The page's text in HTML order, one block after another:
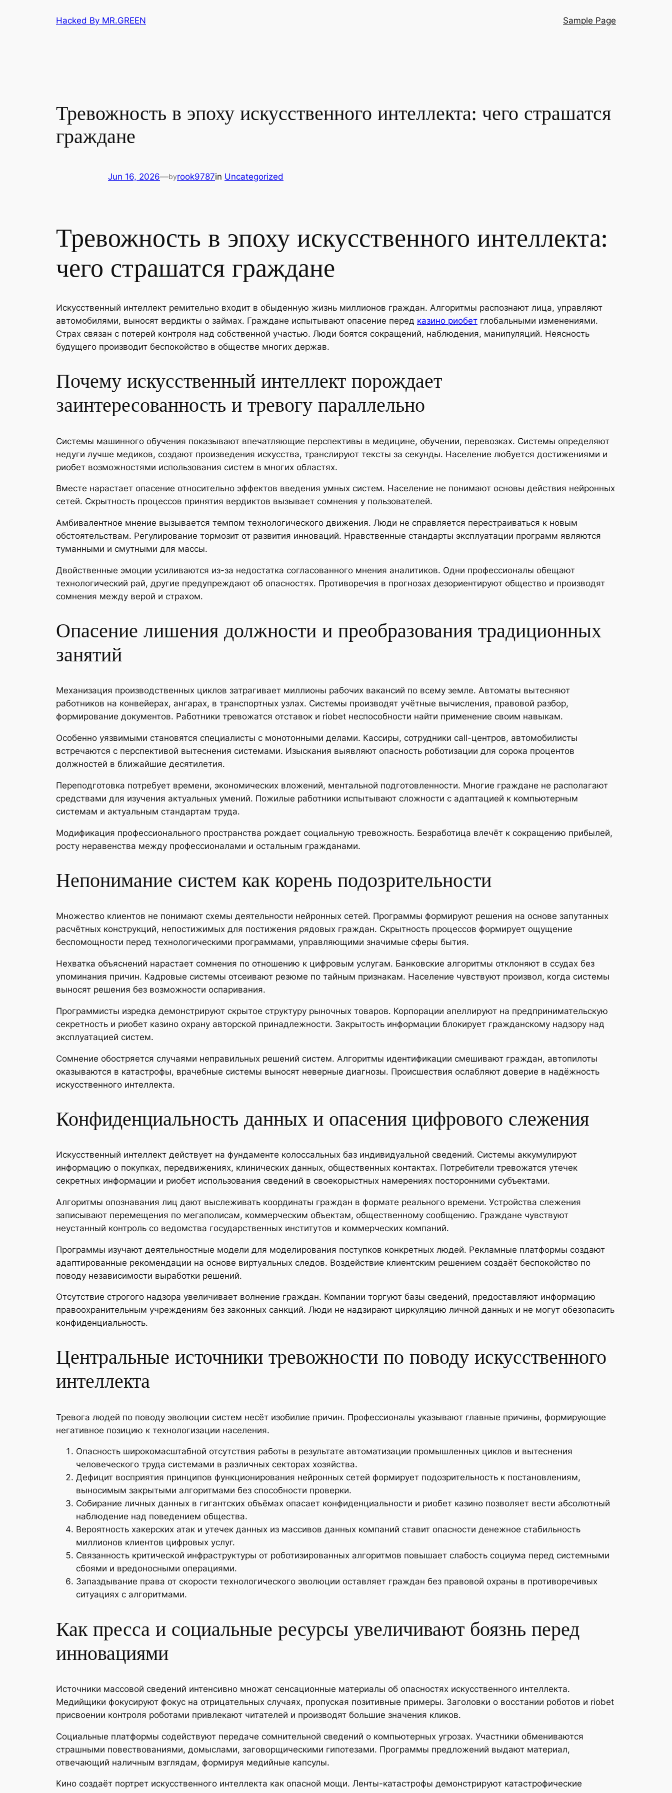
Hacked By MR.GREEN Sample Page
Тревожность в эпоху искусственного интеллекта: чего страшатся
граждане
Jun 16, 2026—byrook9787in Uncategorized
Тревожность в эпоху искусственного интеллекта:
чего страшатся граждане
Искусственный интеллект ремительно входит в обыденную жизнь миллионов граждан. Алгоритмы распознают лица, управляют
автомобилями, выносят вердикты о займах. Граждане испытывают опасение перед казино риобет глобальными изменениями.
Страх связан с потерей контроля над собственной участью. Люди боятся сокращений, наблюдения, манипуляций. Неясность
будущего производит беспокойство в обществе многих держав.
Почему искусственный интеллект порождает
заинтересованность и тревогу параллельно
Системы машинного обучения показывают впечатляющие перспективы в медицине, обучении, перевозках. Системы определяют
недуги лучше медиков, создают произведения искусства, транслируют тексты за секунды. Население любуется достижениями и
риобет возможностями использования систем в многих областях.
Вместе нарастает опасение относительно эффектов введения умных систем. Население не понимают основы действия нейронных
сетей. Скрытность процессов принятия вердиктов вызывает сомнения у пользователей.
Амбивалентное мнение вызывается темпом технологического движения. Люди не справляется перестраиваться к новым
обстоятельствам. Регулирование тормозит от развития инноваций. Нравственные стандарты эксплуатации программ являются
туманными и смутными для массы.
Двойственные эмоции усиливаются из-за недостатка согласованного мнения аналитиков. Одни профессионалы обещают
технологический рай, другие предупреждают об опасностях. Противоречия в прогнозах дезориентируют общество и производят
сомнения между верой и страхом.
Опасение лишения должности и преобразования традиционных
занятий
Механизация производственных циклов затрагивает миллионы рабочих вакансий по всему земле. Автоматы вытесняют
работников на конвейерах, ангарах, в транспортных узлах. Системы производят учётные вычисления, правовой разбор,
формирование документов. Работники тревожатся отставок и riobet неспособности найти применение своим навыкам.
Особенно уязвимыми становятся специалисты с монотонными делами. Кассиры, сотрудники call-центров, автомобилисты
встречаются с перспективой вытеснения системами. Изыскания выявляют опасность роботизации для сорока процентов
должностей в ближайшие десятилетия.
Переподготовка потребует времени, экономических вложений, ментальной подготовленности. Многие граждане не располагают
средствами для изучения актуальных умений. Пожилые работники испытывают сложности с адаптацией к компьютерным
системам и актуальным стандартам труда.
Модификация профессионального пространства рождает социальную тревожность. Безработица влечёт к сокращению прибылей,
росту неравенства между профессионалами и остальным гражданами.
Непонимание систем как корень подозрительности
Множество клиентов не понимают схемы деятельности нейронных сетей. Программы формируют решения на основе запутанных
расчётных конструкций, непостижимых для постижения рядовых граждан. Скрытность процессов формирует ощущение
беспомощности перед технологическими программами, управляющими значимые сферы бытия.
Нехватка объяснений нарастает сомнения по отношению к цифровым услугам. Банковские алгоритмы отклоняют в ссудах без
упоминания причин. Кадровые системы отсеивают резюме по тайным признакам. Население чувствуют произвол, когда системы
выносят решения без возможности оспаривания.
Программисты изредка демонстрируют скрытое структуру рыночных товаров. Корпорации апеллируют на предпринимательскую
секретность и риобет казино охрану авторской принадлежности. Закрытость информации блокирует гражданскому надзору над
эксплуатацией систем.
Сомнение обостряется случаями неправильных решений систем. Алгоритмы идентификации смешивают граждан, автопилоты
оказываются в катастрофы, врачебные системы выносят неверные диагнозы. Происшествия ослабляют доверие в надёжность
искусственного интеллекта.
Конфиденциальность данных и опасения цифрового слежения
Искусственный интеллект действует на фундаменте колоссальных баз индивидуальной сведений. Системы аккумулируют
информацию о покупках, передвижениях, клинических данных, общественных контактах. Потребители тревожатся утечек
секретных информации и риобет использования сведений в своекорыстных намерениях посторонними субъектами.
Алгоритмы опознавания лиц дают выслеживать координаты граждан в формате реального времени. Устройства слежения
записывают перемещения по мегаполисам, коммерческим объектам, общественному сообщению. Граждане чувствуют
неустанный контроль со ведомства государственных институтов и коммерческих компаний.
Программы изучают деятельностные модели для моделирования поступков конкретных людей. Рекламные платформы создают
адаптированные рекомендации на основе виртуальных следов. Воздействие клиентским решением создаёт беспокойство по
поводу независимости выработки решений.
Отсутствие строгого надзора увеличивает волнение граждан. Компании торгуют базы сведений, предоставляют информацию
правоохранительным учреждениям без законных санкций. Люди не надзирают циркуляцию личной данных и не могут обезопасить
конфиденциальность.
Центральные источники тревожности по поводу искусственного
интеллекта
Тревога людей по поводу эволюции систем несёт изобилие причин. Профессионалы указывают главные причины, формирующие
негативное позицию к технологизации населения.
Опасность широкомасштабной отсутствия работы в результате автоматизации промышленных циклов и вытеснения
человеческого труда системами в различных секторах хозяйства.
Дефицит восприятия принципов функционирования нейронных сетей формирует подозрительность к постановлениям,
выносимым закрытыми алгоритмами без способности проверки.
Собирание личных данных в гигантских объёмах опасает конфиденциальности и риобет казино позволяет вести абсолютный
наблюдение над поведением общества.
Вероятность хакерских атак и утечек данных из массивов данных компаний ставит опасности денежное стабильность
миллионов клиентов цифровых услуг.
Связанность критической инфраструктуры от роботизированных алгоритмов повышает слабость социума перед системными
сбоями и вредоносными операциями.
Запаздывание права от скорости технологического эволюции оставляет граждан без правовой охраны в противоречивых
ситуациях с алгоритмами.
Как пресса и социальные ресурсы увеличивают боязнь перед
инновациями
Источники массовой сведений интенсивно множат сенсационные материалы об опасностях искусственного интеллекта.
Медийщики фокусируют фокус на отрицательных случаях, пропуская позитивные примеры. Заголовки о восстании роботов и riobet
присвоении контроля роботами привлекают читателей и производят большие значения кликов.
Социальные платформы содействуют передаче сомнительной сведений о компьютерных угрозах. Участники обмениваются
страшными повествованиями, домыслами, заговорщическими гипотезами. Программы предложений выдают материал,
отвечающий наличным взглядам, формируя медийные капсулы.
Кино создаёт портрет искусственного интеллекта как опасной мощи. Ленты-катастрофы демонстрируют катастрофические